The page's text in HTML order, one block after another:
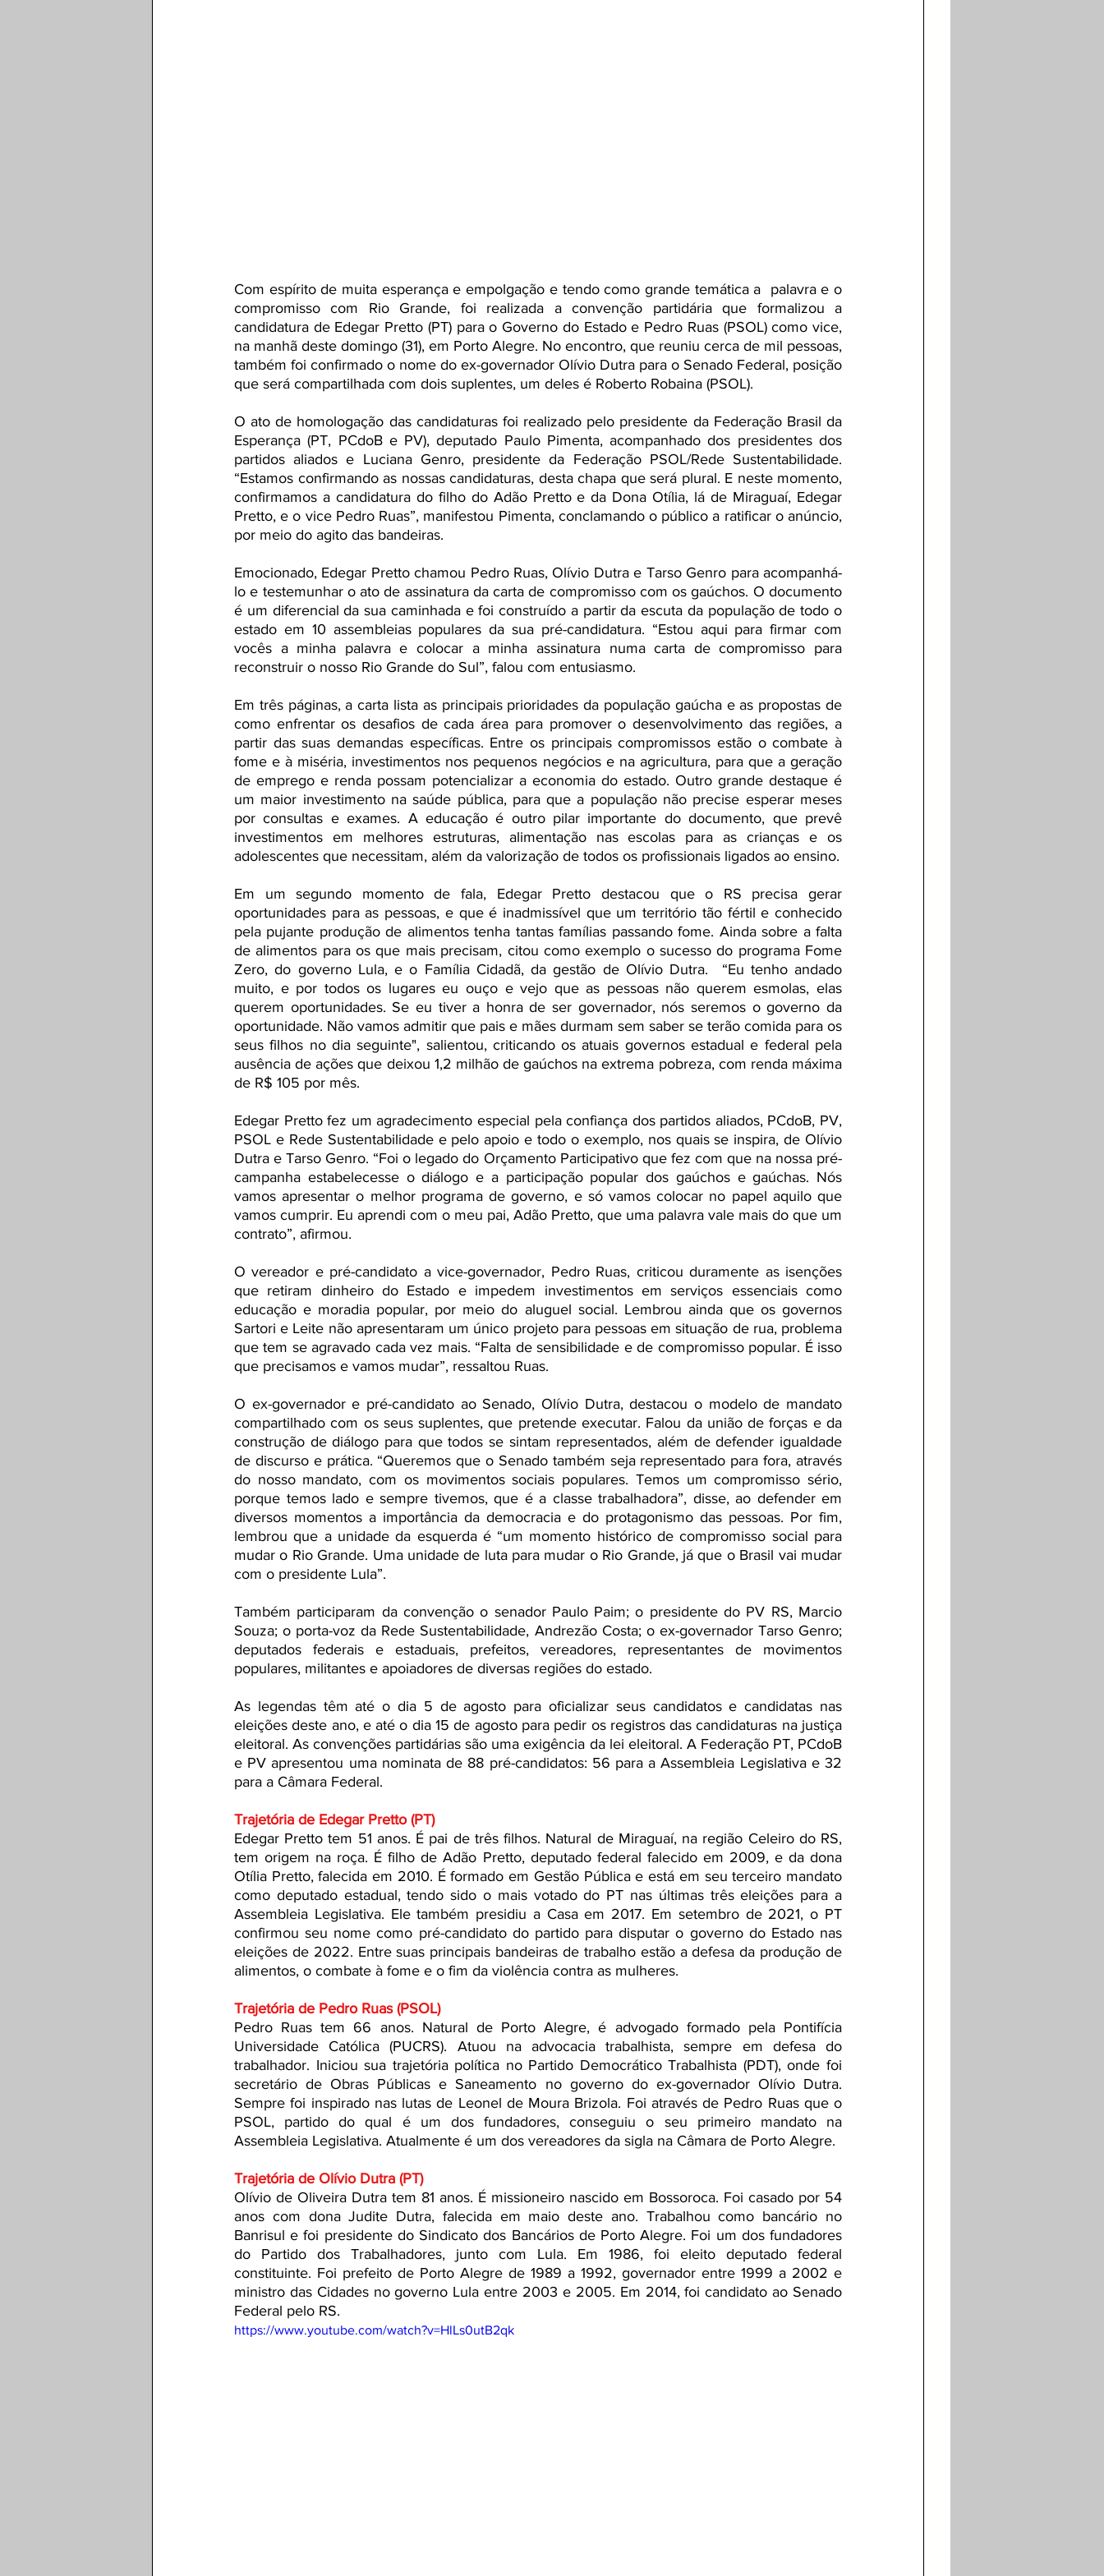
Com espírito de muita esperança e empolgação e tendo como grande temática a  palavra e o
compromisso com Rio Grande, foi realizada a convenção partidária que formalizou a
candidatura de Edegar Pretto (PT) para o Governo do Estado e Pedro Ruas (PSOL) como vice,
na manhã deste domingo (31), em Porto Alegre. No encontro, que reuniu cerca de mil pessoas,
também foi confirmado o nome do ex-governador Olívio Dutra para o Senado Federal, posição
que será compartilhada com dois suplentes, um deles é Roberto Robaina (PSOL).
O ato de homologação das candidaturas foi realizado pelo presidente da Federação Brasil da
Esperança (PT, PCdoB e PV), deputado Paulo Pimenta, acompanhado dos presidentes dos
partidos aliados e Luciana Genro, presidente da Federação PSOL/Rede Sustentabilidade.
“Estamos confirmando as nossas candidaturas, desta chapa que será plural. E neste momento,
confirmamos a candidatura do filho do Adão Pretto e da Dona Otília, lá de Miraguaí, Edegar
Pretto, e o vice Pedro Ruas”, manifestou Pimenta, conclamando o público a ratificar o anúncio,
por meio do agito das bandeiras.
Emocionado, Edegar Pretto chamou Pedro Ruas, Olívio Dutra e Tarso Genro para acompanhá-
lo e testemunhar o ato de assinatura da carta de compromisso com os gaúchos. O documento
é um diferencial da sua caminhada e foi construído a partir da escuta da população de todo o
estado em 10 assembleias populares da sua pré-candidatura. “Estou aqui para firmar com
vocês a minha palavra e colocar a minha assinatura numa carta de compromisso para
reconstruir o nosso Rio Grande do Sul”, falou com entusiasmo.
Em três páginas, a carta lista as principais prioridades da população gaúcha e as propostas de
como enfrentar os desafios de cada área para promover o desenvolvimento das regiões, a
partir das suas demandas específicas. Entre os principais compromissos estão o combate à
fome e à miséria, investimentos nos pequenos negócios e na agricultura, para que a geração
de emprego e renda possam potencializar a economia do estado. Outro grande destaque é
um maior investimento na saúde pública, para que a população não precise esperar meses
por consultas e exames. A educação é outro pilar importante do documento, que prevê
investimentos em melhores estruturas, alimentação nas escolas para as crianças e os
adolescentes que necessitam, além da valorização de todos os profissionais ligados ao ensino.
Em um segundo momento de fala, Edegar Pretto destacou que o RS precisa gerar
oportunidades para as pessoas, e que é inadmissível que um território tão fértil e conhecido
pela pujante produção de alimentos tenha tantas famílias passando fome. Ainda sobre a falta
de alimentos para os que mais precisam, citou como exemplo o sucesso do programa Fome
Zero, do governo Lula, e o Família Cidadã, da gestão de Olívio Dutra.  “Eu tenho andado
muito, e por todos os lugares eu ouço e vejo que as pessoas não querem esmolas, elas
querem oportunidades. Se eu tiver a honra de ser governador, nós seremos o governo da
oportunidade. Não vamos admitir que pais e mães durmam sem saber se terão comida para os
seus filhos no dia seguinte", salientou, criticando os atuais governos estadual e federal pela
ausência de ações que deixou 1,2 milhão de gaúchos na extrema pobreza, com renda máxima
de R$ 105 por mês.
Edegar Pretto fez um agradecimento especial pela confiança dos partidos aliados, PCdoB, PV,
PSOL e Rede Sustentabilidade e pelo apoio e todo o exemplo, nos quais se inspira, de Olívio
Dutra e Tarso Genro. “Foi o legado do Orçamento Participativo que fez com que na nossa pré-
campanha estabelecesse o diálogo e a participação popular dos gaúchos e gaúchas. Nós
vamos apresentar o melhor programa de governo, e só vamos colocar no papel aquilo que
vamos cumprir. Eu aprendi com o meu pai, Adão Pretto, que uma palavra vale mais do que um
contrato”, afirmou.
O vereador e pré-candidato a vice-governador, Pedro Ruas, criticou duramente as isenções
que retiram dinheiro do Estado e impedem investimentos em serviços essenciais como
educação e moradia popular, por meio do aluguel social. Lembrou ainda que os governos
Sartori e Leite não apresentaram um único projeto para pessoas em situação de rua, problema
que tem se agravado cada vez mais. “Falta de sensibilidade e de compromisso popular. É isso
que precisamos e vamos mudar”, ressaltou Ruas.
O ex-governador e pré-candidato ao Senado, Olívio Dutra, destacou o modelo de mandato
compartilhado com os seus suplentes, que pretende executar. Falou da união de forças e da
construção de diálogo para que todos se sintam representados, além de defender igualdade
de discurso e prática. “Queremos que o Senado também seja representado para fora, através
do nosso mandato, com os movimentos sociais populares. Temos um compromisso sério,
porque temos lado e sempre tivemos, que é a classe trabalhadora”, disse, ao defender em
diversos momentos a importância da democracia e do protagonismo das pessoas. Por fim,
lembrou que a unidade da esquerda é “um momento histórico de compromisso social para
mudar o Rio Grande. Uma unidade de luta para mudar o Rio Grande, já que o Brasil vai mudar
com o presidente Lula”.
Também participaram da convenção o senador Paulo Paim; o presidente do PV RS, Marcio
Souza; o porta-voz da Rede Sustentabilidade, Andrezão Costa; o ex-governador Tarso Genro;
deputados federais e estaduais, prefeitos, vereadores, representantes de movimentos
populares, militantes e apoiadores de diversas regiões do estado.
As legendas têm até o dia 5 de agosto para oficializar seus candidatos e candidatas nas
eleições deste ano, e até o dia 15 de agosto para pedir os registros das candidaturas na justiça
eleitoral. As convenções partidárias são uma exigência da lei eleitoral. A Federação PT, PCdoB
e PV apresentou uma nominata de 88 pré-candidatos: 56 para a Assembleia Legislativa e 32
para a Câmara Federal.
Trajetória de Edegar Pretto (PT)
Edegar Pretto tem 51 anos. É pai de três filhos. Natural de Miraguaí, na região Celeiro do RS,
tem origem na roça. É filho de Adão Pretto, deputado federal falecido em 2009, e da dona
Otília Pretto, falecida em 2010. É formado em Gestão Pública e está em seu terceiro mandato
como deputado estadual, tendo sido o mais votado do PT nas últimas três eleições para a
Assembleia Legislativa. Ele também presidiu a Casa em 2017. Em setembro de 2021, o PT
confirmou seu nome como pré-candidato do partido para disputar o governo do Estado nas
eleições de 2022. Entre suas principais bandeiras de trabalho estão a defesa da produção de
alimentos, o combate à fome e o fim da violência contra as mulheres.
Trajetória de Pedro Ruas (PSOL)
Pedro Ruas tem 66 anos. Natural de Porto Alegre, é advogado formado pela Pontifícia
Universidade Católica (PUCRS). Atuou na advocacia trabalhista, sempre em defesa do
trabalhador. Iniciou sua trajetória política no Partido Democrático Trabalhista (PDT), onde foi
secretário de Obras Públicas e Saneamento no governo do ex-governador Olívio Dutra.
Sempre foi inspirado nas lutas de Leonel de Moura Brizola. Foi através de Pedro Ruas que o
PSOL, partido do qual é um dos fundadores, conseguiu o seu primeiro mandato na
Assembleia Legislativa. Atualmente é um dos vereadores da sigla na Câmara de Porto Alegre.
Trajetória de Olívio Dutra (PT)
Olívio de Oliveira Dutra tem 81 anos. É missioneiro nascido em Bossoroca. Foi casado por 54
anos com dona Judite Dutra, falecida em maio deste ano. Trabalhou como bancário no
Banrisul e foi presidente do Sindicato dos Bancários de Porto Alegre. Foi um dos fundadores
do Partido dos Trabalhadores, junto com Lula. Em 1986, foi eleito deputado federal
constituinte. Foi prefeito de Porto Alegre de 1989 a 1992, governador entre 1999 a 2002 e
ministro das Cidades no governo Lula entre 2003 e 2005. Em 2014, foi candidato ao Senado
Federal pelo RS.
https://www.youtube.com/watch?v=HlLs0utB2qk